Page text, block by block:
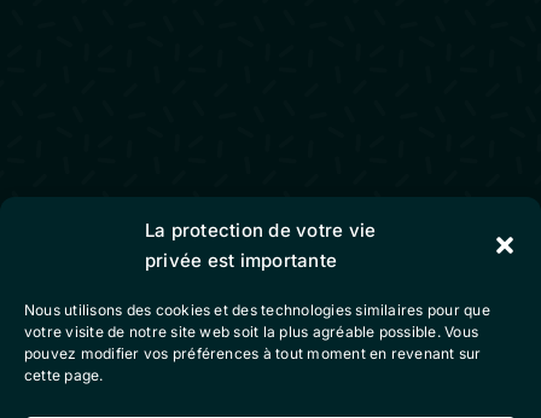
La protection de votre vie
privée est importante
Nous utilisons des cookies et des technologies similaires pour que
votre visite de notre site web soit la plus agréable possible. Vous
pouvez modifier vos préférences à tout moment en revenant sur
cette page.
Pages du site